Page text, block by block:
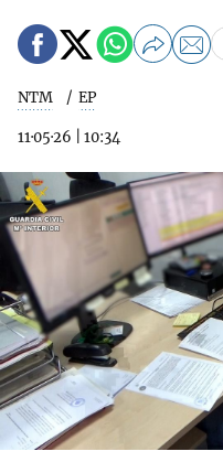
NTM EP
11·05·26 10:34